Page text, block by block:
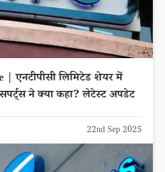
एनटीपीसी लिमिटेड शेयर में
ने क्या कहा? लेटेस्ट अपडेट
22nd Sep 2025